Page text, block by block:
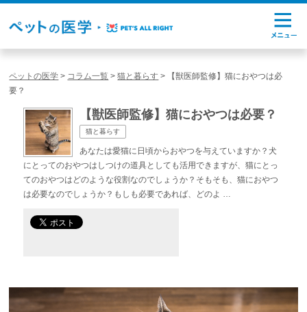
ペットの医学 > コラム一覧 >猫と暮らす >
【獣医師監修】猫におやつは必
要？
【獣医師監修】猫におやつは必要？
猫と暮らす
あなたは愛猫に日頃からおやつを与えていますか？犬
にとってのおやつはしつけの道具としても活用できますが、猫にとっ
てのおやつはどのような役割なのでしょうか？そもそも、猫におやつ
は必要なのでしょうか？もしも必要であれば、どのよ …